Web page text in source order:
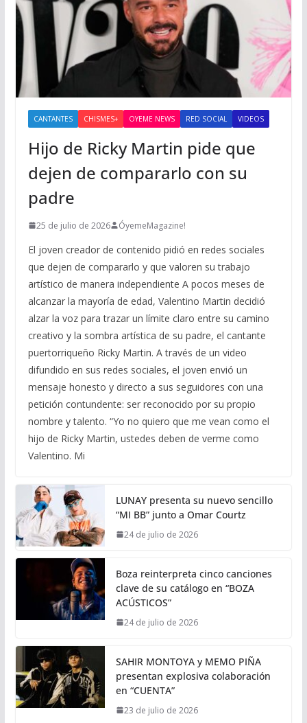
CANTANTES CHISMES+ OYEME NEWS RED SOCIAL VIDEOS
Hijo de Ricky Martin pide que
dejen de compararlo con su
padre
25 de julio de 2026 ÓyemeMagazine!
El joven creador de contenido pidió en redes sociales
que dejen de compararlo y que valoren su trabajo
artístico de manera independiente A pocos meses de
alcanzar la mayoría de edad, Valentino Martin decidió
alzar la voz para trazar un límite claro entre su camino
creativo y la sombra artística de su padre, el cantante
puertorriqueño Ricky Martin. A través de un video
difundido en sus redes sociales, el joven envió un
mensaje honesto y directo a sus seguidores con una
petición contundente: ser reconocido por su propio
nombre y talento. “Yo no quiero que me vean como el
hijo de Ricky Martin, ustedes deben de verme como
Valentino. Mi
LUNAY presenta su nuevo sencillo
“MI BB” junto a Omar Courtz
24 de julio de 2026
Boza reinterpreta cinco canciones
clave de su catálogo en “BOZA
ACÚSTICOS”
24 de julio de 2026
SAHIR MONTOYA y MEMO PIÑA
presentan explosiva colaboración
en “CUENTA”
23 de julio de 2026